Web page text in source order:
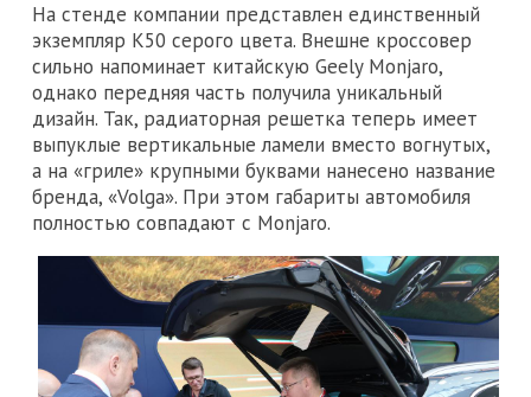
На стенде компании представлен единственный
экземпляр K50 серого цвета. Внешне кроссовер
сильно напоминает китайскую Geely Monjaro,
однако передняя часть получила уникальный
дизайн. Так, радиаторная решетка теперь имеет
выпуклые вертикальные ламели вместо вогнутых,
а на «гриле» крупными буквами нанесено название
бренда, «Volga». При этом габариты автомобиля
полностью совпадают с Monjaro.